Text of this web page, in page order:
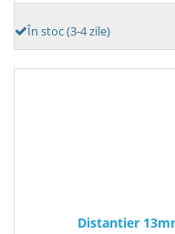
În stoc (3-4 zile)
Distantier